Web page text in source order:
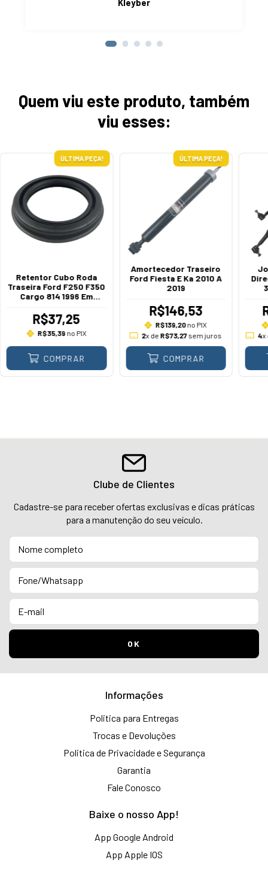
Kleyber
Quem viu este produto, também
viu esses:
ÚLTIMA PEÇA!
Retentor Cubo Roda
Traseira Ford F250 F350
Cargo 814 1996 Em
R$37,25
R$35,39 no PIX
COMPRAR
ÚLTIMA PEÇA!
Amortecedor Traseiro
Ford Fiesta E Ka 2010 A
2019
R$146,53
R$139,20no PIX
2x de R$73,27sem juros
COMPRAR
4x
Clube de Clientes
Cadastre-se para receber ofertas exclusivas e dicas práticas
para a manutenção do seu veículo.
Informações
Politica para Entregas
Trocas e Devoluções
Politica de Privacidade e Segurança
Garantia
Fale Conosco
Baixe o nosso App!
App Google Android
App Apple IOS